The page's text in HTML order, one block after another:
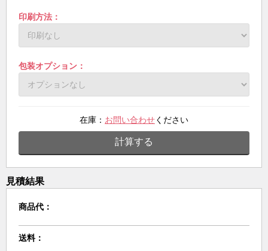
印刷方法：
包装オプション：
在庫： お問い合わせください
計算する
見積結果
商品代：
送料：